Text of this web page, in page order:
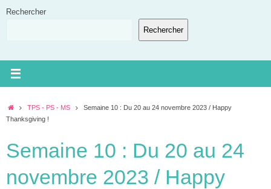
Rechercher
Rechercher
AccueilTPS - PS - MS
Semaine 10 : Du 20 au 24 novembre 2023 / Happy
Thanksgiving !
Semaine 10 : Du 20 au 24
novembre 2023 / Happy